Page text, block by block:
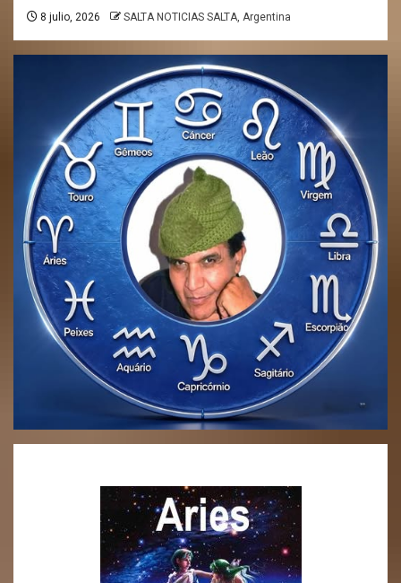
8 julio, 2026 SALTA NOTICIAS SALTA, Argentina